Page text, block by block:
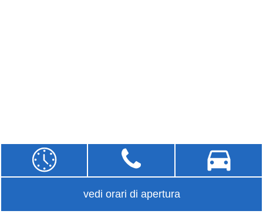
vedi orari di apertura